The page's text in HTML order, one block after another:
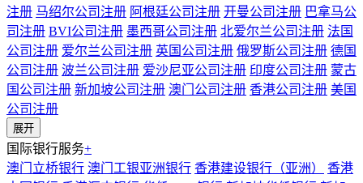
注册 马绍尔公司注册 阿根廷公司注册 开曼公司注册 巴拿马公
司注册 BVI公司注册 墨西哥公司注册 北爱尔兰公司注册 法国
公司注册 爱尔兰公司注册 英国公司注册 俄罗斯公司注册 德国
公司注册 波兰公司注册 爱沙尼亚公司注册 印度公司注册 蒙古
国公司注册 新加坡公司注册 澳门公司注册 香港公司注册 美国
公司注册
展开
国际银行服务+
澳门立桥银行 澳门工银亚洲银行 香港建设银行（亚洲）
香港